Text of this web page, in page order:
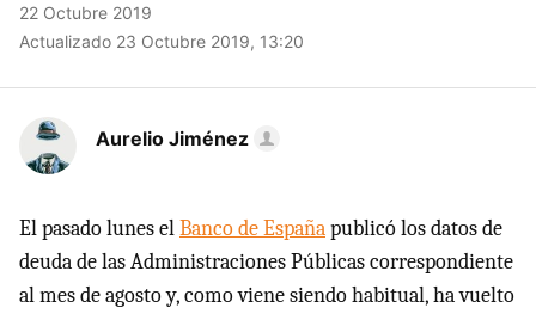
22 Octubre 2019
Actualizado 23 Octubre 2019, 13:20
Aurelio Jiménez
El pasado lunes elBanco de Españapublicó los datos de
deuda de las Administraciones Públicas correspondiente
al mes de agosto y, como viene siendo habitual, ha vuelto